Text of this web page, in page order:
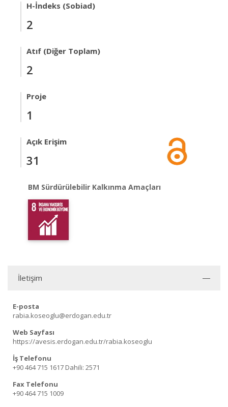
H-İndeks (Sobiad)
2
Atıf (Diğer Toplam)
2
Proje
1
Açık Erişim
31
BM Sürdürülebilir Kalkınma Amaçları
İletişim
E-posta
rabia.koseoglu@erdogan.edu.tr
Web Sayfası
https://avesis.erdogan.edu.tr/rabia.koseoglu
İş Telefonu
+90 464 715 1617 Dahili: 2571
Fax Telefonu
+90 464 715 1009